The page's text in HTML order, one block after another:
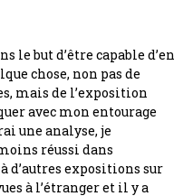
le but d’être capable d’en
chose, non pas de
mais de l’exposition
avec mon entourage
une analyse, je
réussi dans
d’autres expositions sur
à l’étranger et il y a